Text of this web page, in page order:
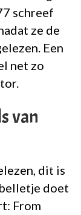
schreef
ze de
Een
net zo
van
dit is
doet
From